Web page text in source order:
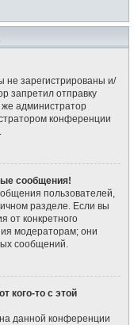
не зарегистрированы и/
запретил отправку
администратор
конференции
сообщения!
пользователей,
разделе. Если вы
от конкретного
модераторам; они
сообщений.
кого-то с этой
данной конференции